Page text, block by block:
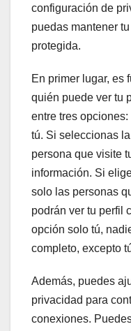
configuración de
puedas mantener
protegida.
En primer lugar, es
quién puede ver tu
entre tres
tú. Si seleccionas
persona que visite
información. Si
solo las personas
podrán ver tu perfil
opción solo tú,
completo, excepto
Además, puedes
privacidad para
conexiones.